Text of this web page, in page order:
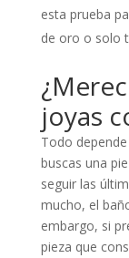
esta prueba
de oro o solo
joyas
Todo
buscas una
seguir las
mucho, el
embargo, si
pieza que